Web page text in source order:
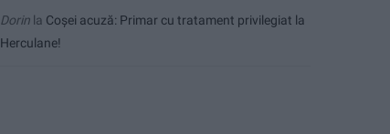
Dorin la Coșei acuză: Primar cu tratament privilegiat la
Herculane!